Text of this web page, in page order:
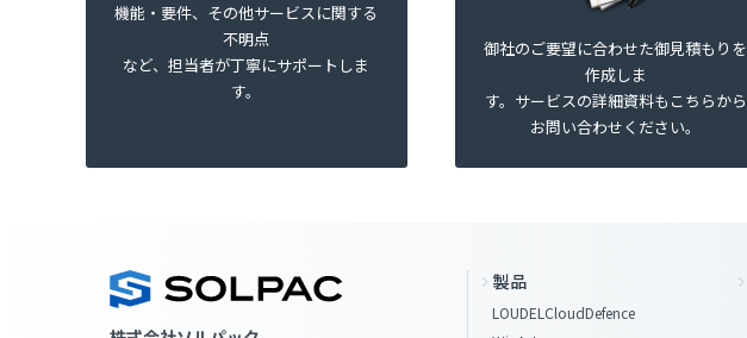
機能・要件、その他サービスに関する
不明点
など、担当者が丁寧にサポートしま
す。
御社のご要望に合わせた御見積もりを
作成しま
す。サービスの詳細資料もこちらから
お問い合わせください。
製品
LOUDELCloudDefence